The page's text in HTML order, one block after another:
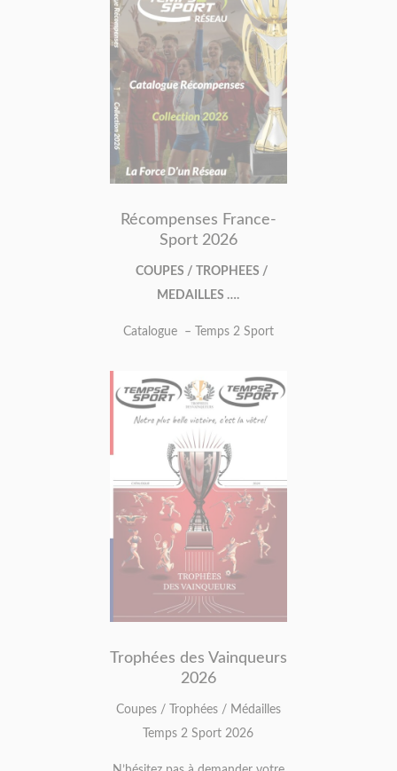
Récompenses France-
Sport 2026
COUPES / TROPHEES /
MEDAILLES ….
Catalogue – Temps 2 Sport
Trophées des Vainqueurs
2026
Coupes / Trophées / Médailles
Temps 2 Sport 2026